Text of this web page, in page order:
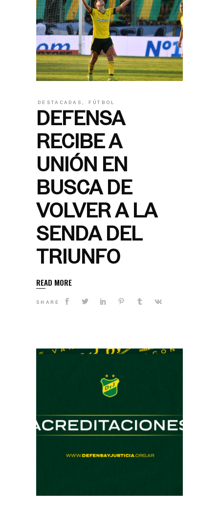
DESTACADAS , FÚTBOL
DEFENSA
RECIBE A
UNIÓN EN
BUSCA DE
VOLVER A LA
SENDA DEL
TRIUNFO
READ MORE
SHARE